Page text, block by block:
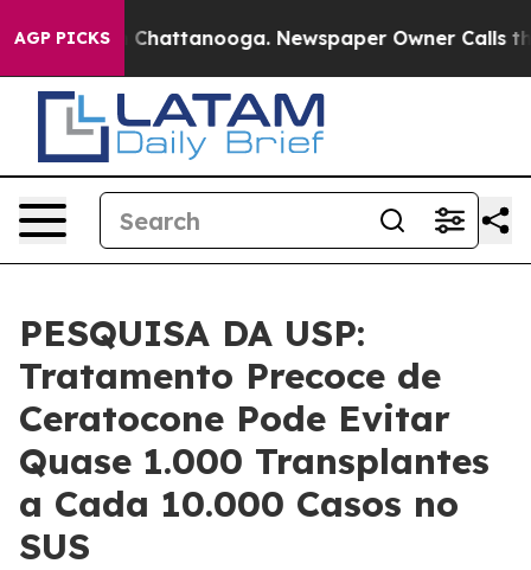
AGP PICKS
in Chattanooga. Newspaper Owner Calls the
PESQUISA DA USP:
Tratamento Precoce de
Ceratocone Pode Evitar
Quase 1.000 Transplantes
a Cada 10.000 Casos no
SUS